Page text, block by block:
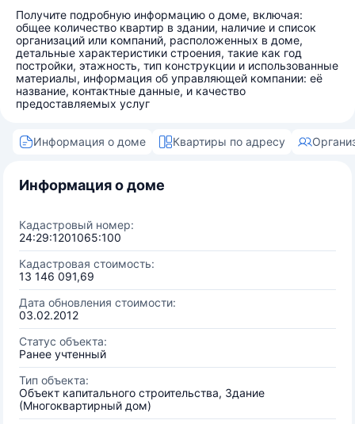
Получите подробную информацию о доме, включая:
общее количество квартир в здании, наличие и список
организаций или компаний, расположенных в доме,
детальные характеристики строения, такие как год
постройки, этажность, тип конструкции и использованные
материалы, информация об управляющей компании: её
название, контактные данные, и качество
предоставляемых услуг
Информация о доме Квартиры по адресу
Информация о доме
Кадастровый номер:
24:29:1201065:100
Кадастровая стоимость:
13 146 091,69
Дата обновления стоимости:
03.02.2012
Статус объекта:
Ранее учтенный
Тип объекта:
Объект капитального строительства, Здание
(Многоквартирный дом)